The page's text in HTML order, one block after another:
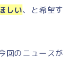
しい、と希望す
回のニュースが